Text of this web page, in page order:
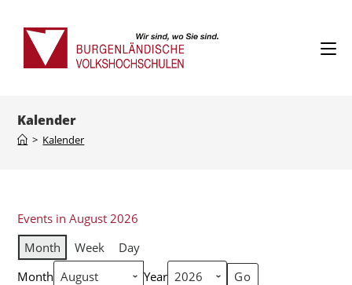
Kalender
> Kalender
Events in August 2026
Month
Week
Day
Month
Year